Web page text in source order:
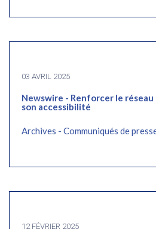
03 AVRIL 2025
Newswire - Renforcer le
son accessibilité
Archives - Communiqués de
12 FÉVRIER 2025